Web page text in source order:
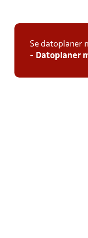
Se datoplaner
- Datoplaner